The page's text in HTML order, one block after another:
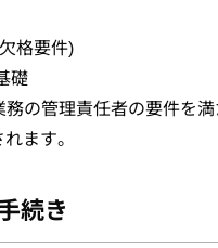
格要件)
礎
務の管理責任者の要件を
ます。
続き